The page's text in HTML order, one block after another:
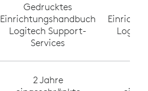
Gedrucktes
Einrichtungshandbuch
Logitech Support-
Services
2 Jahre